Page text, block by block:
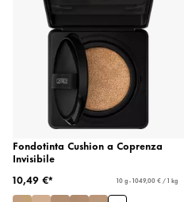
Fondotinta Cushion a Coprenza
Invisibile
10,49 €*
10 g - 1049,00 € / 1 kg